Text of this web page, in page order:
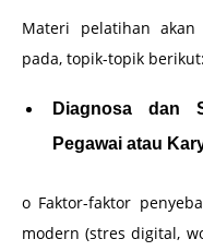
Materi pelatihan
pada, topik-topik berikut:
Diagnosa dan
Pegawai atau
o Faktor-faktor
modern (stres digital,